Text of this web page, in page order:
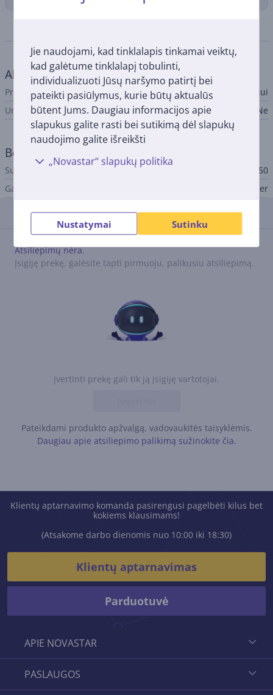
Jie naudojami, kad tinklalapis tinkamai veiktų,
kad galėtume tinklalapį tobulinti,
individualizuoti Jūsų naršymo patirtį bei
pateikti pasiūlymus, kurie būtų aktualūs
būtent Jums. Daugiau informacijos apie
slapukus galite rasti bei sutikimą dėl slapukų
naudojimo galite išreikšti
„Novastar“ slapukų politika
Nustatymai Sutinku
Aksesuaras
Priedo tipas
Gartraukiui
Universalus
Ne
Bendri parametrai
Suderinama su
741 BASE X A50
Gamintojas
Faber
Atsiliepimai
Įvertinti prekę gali tik ją įsigiję vartotojai.
Pateikdami produkto apžvalgą, vadovaukitės taisyklėmis.
Daugiau apie atsiliepimo palikimą sužinokite čia.
Atsiliepimų nėra.
Įsigiję prekę, galėsite tapti pirmuoju, palikusiu atsiliepimą.
APIE NOVASTAR
PASLAUGOS
Klientų aptarnavimo komanda pasirengusi pagelbėti kilus bet
kokiems klausimams!
(Atsakome darbo dienomis nuo 10:00 iki 18:30)
Klientų aptarnavimas
Parduotuvė